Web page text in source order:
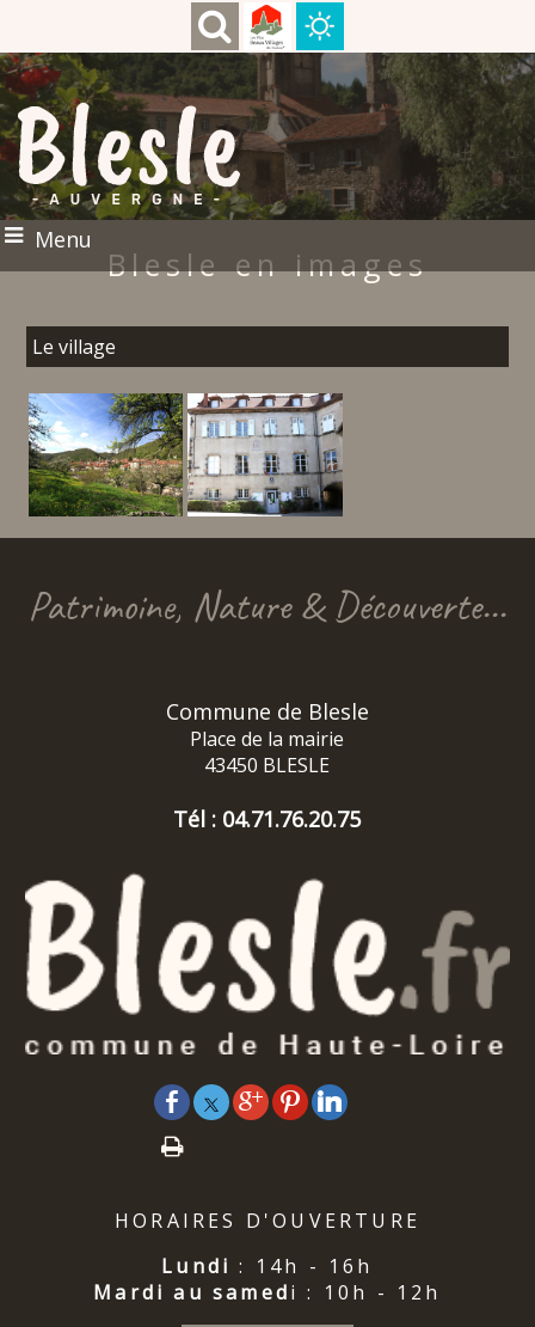
Menu
Blesle en images
Le village
Patrimoine, Nature & Découverte...
Commune de Blesle
Place de la mairie
43450 BLESLE
Tél : 04.71.76.20.75
HORAIRES D'OUVERTURE
Lundi : 14h - 16h
Mardi au samedi : 10h - 12h